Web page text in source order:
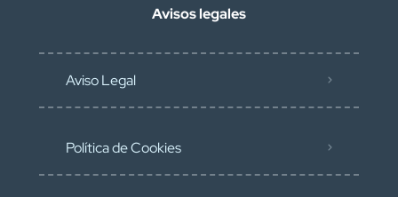
Avisos legales
Aviso Legal
Política de Cookies